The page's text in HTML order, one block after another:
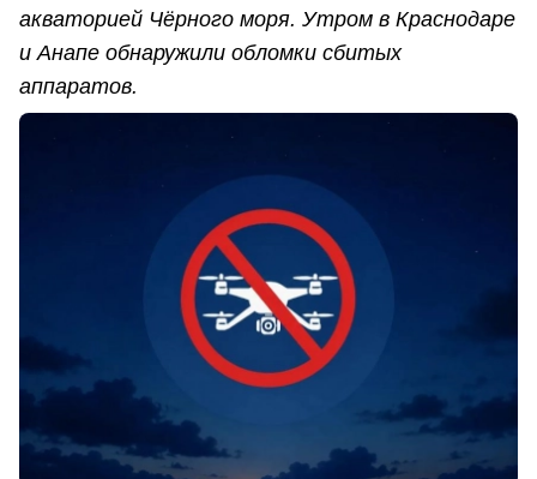
акваторией Чёрного моря. Утром в Краснодаре
и Анапе обнаружили обломки сбитых
аппаратов.